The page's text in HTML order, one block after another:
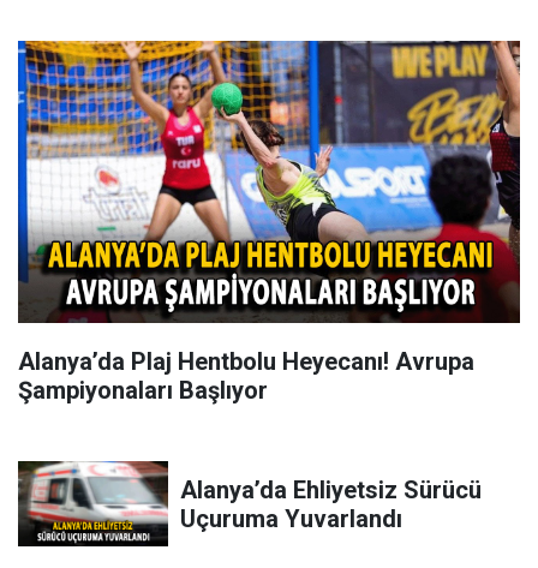
Alanya’da Plaj Hentbolu Heyecanı! Avrupa
Şampiyonaları Başlıyor
Alanya’da Ehliyetsiz Sürücü
Uçuruma Yuvarlandı